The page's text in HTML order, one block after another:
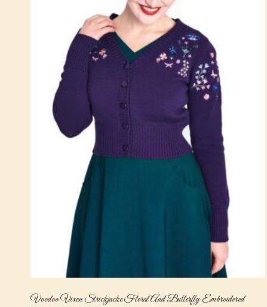
Voodoo Vixen Strickjacke Floral And Butterfly Embroidered